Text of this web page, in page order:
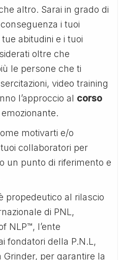
altro. Sarai in grado di
i tuoi
abitudini e i tuoi
oltre che
le persone che ti
video training
l’approccio al corso
motivarti e/o
collaboratori per
un punto di riferimento e
propedeutico al rilascio
di PNL,
NLP™, l’ente
fondatori della P.N.L,
per garantire la